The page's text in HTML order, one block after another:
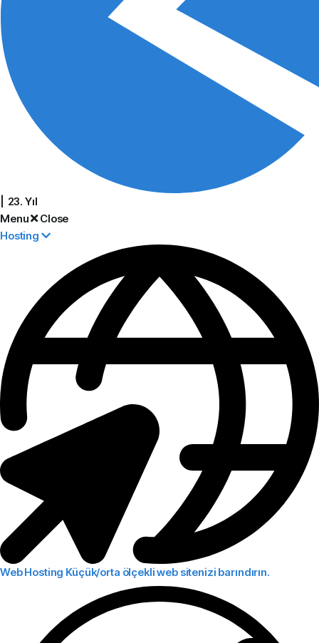
| 23. Yıl
Menu Close
Hosting
Web Hosting Küçük/orta ölçekli web sitenizi barındırın.